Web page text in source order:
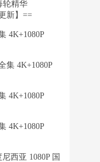
轮精华
新】==
4K+1080P
集 4K+1080P
4K+1080P
4K+1080P
西亚 1080P 国